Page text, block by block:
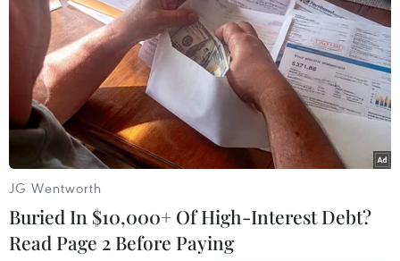
#Colombia
#Cần sa
#Heroin #Buôn lậu
#Tội phạm
Colombia
JG Wentworth
Buried In $10,000+ Of High-Interest Debt?
Read Page 2 Before Paying